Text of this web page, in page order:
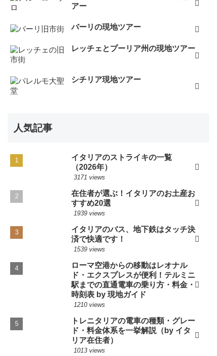
アー
バーリの現地ツアー
レッチェとプーリア州の現地ツアー
シチリア現地ツアー
人気記事
イタリアのストライキの一覧
（2026年）
3171 views
在住者が選ぶ！イタリアのお土産お
すすめ20選
1939 views
イタリアのバス、地下鉄はタッチ決
済で快適です！
1539 views
ローマ空港からの移動はレオナル
ド・エクスプレスが便利！テルミニ
駅までの直通電車の乗り方・料金・
時刻表 by 現地ガイド
1210 views
トレニタリアの電車の種類・グレー
ド・料金体系を一挙解説（by イタ
リア在住者）
1013 views